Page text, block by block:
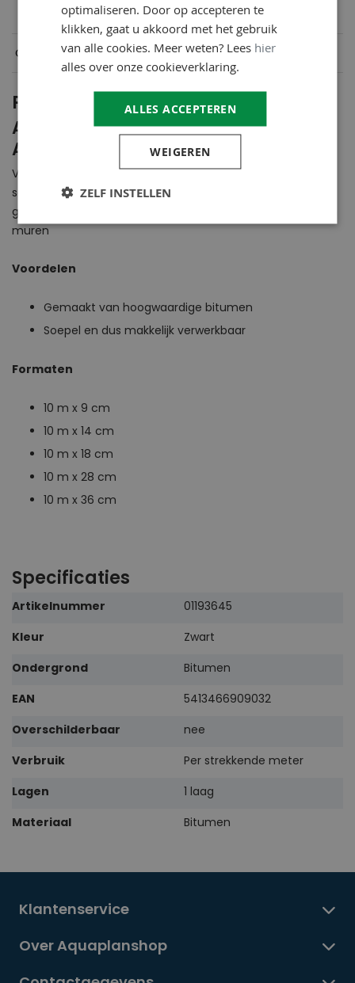
Omschrijving
Productomschrijving
Aquaplan Easy-Band |
Afdichtingsband
Voor de afwerking van dakranden, opstanden,
schoorstenen, goten, randen bij dakdoorvoeren. Ook te
gebruiken als waterkerende laag tegen opstijgend vocht in
muren
Voordelen
Gemaakt van hoogwaardige bitumen
Soepel en dus makkelijk verwerkbaar
Formaten
10 m x 9 cm
10 m x 14 cm
10 m x 18 cm
10 m x 28 cm
10 m x 36 cm
Specificaties
Meer
Artikelnummer
01193645
Kleur
Zwart
Ondergrond
Bitumen
EAN
5413466909032
Overschilderbaar
nee
Verbruik
Per strekkende meter
Lagen
1 laag
Materiaal
Bitumen
Klantenservice
Over Aquaplanshop
optimaliseren. Door op accepteren te
klikken, gaat u akkoord met het gebruik
van alle cookies. Meer weten? Lees hier
alles over onze cookieverklaring.
ALLES ACCEPTEREN
WEIGEREN
ZELF INSTELLEN